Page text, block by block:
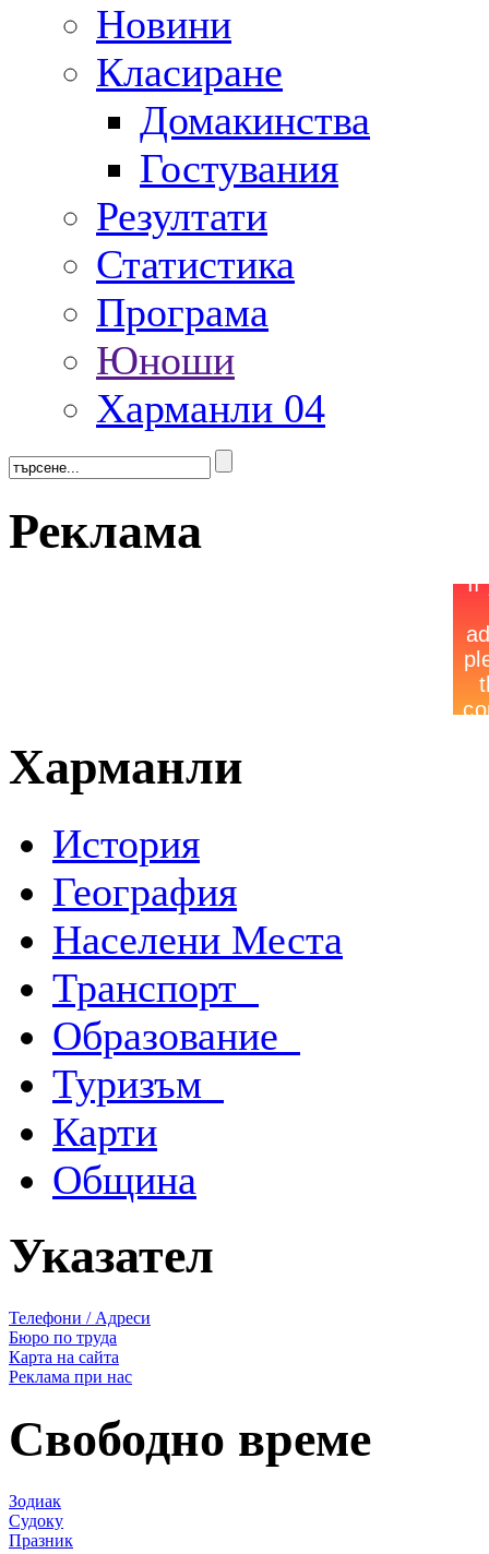
Новини
Класиране
Домакинства
Гостувания
Резултати
Статистика
Програма
Юноши
Харманли 04
Реклама
Харманли
История
География
Населени Места
Транспорт
Образование
Туризъм
Карти
Община
Указател
Телефони / Адреси
Бюро по труда
Карта на сайта
Реклама при нас
Свободно време
Зодиак
Судоку
Празник